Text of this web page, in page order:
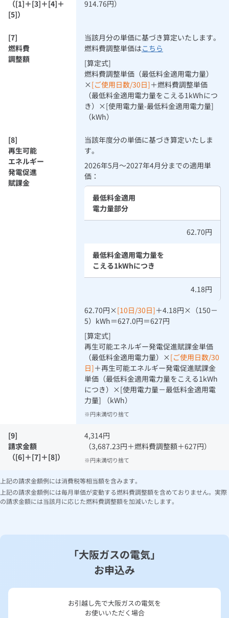
（[1]＋[3]＋[4]＋
[5]）
914.76円）
[7]
燃料費
調整額
当該月分の単価に基づき算定いたします。
燃料費調整単価はこちら
[算定式]
燃料費調整単価（最低料金適用電力量）
×[ご使用日数/30日]＋燃料費調整単価
（最低料金適用電力量をこえる1kWhにつ
き）×[使用電力量-最低料金適用電力量]
（kWh）
[8]
再生可能
エネルギー
発電促進
賦課金
当該年度分の単価に基づき算定いたしま
す。
2026年5月～2027年4月分までの適用単
価：
最低料金適用
電力量部分
62.70円
最低料金適用電力量を
こえる1kWhにつき
4.18円
62.70円×[10日/30日]＋4.18円×（150－
5）kWh＝627.0円＝627円
[算定式]
再生可能エネルギー発電促進賦課金単価
（最低料金適用電力量）×[ご使用日数/30
日]＋再生可能エネルギー発電促進賦課金
単価（最低料金適用電力量をこえる1kWh
につき）×[使用電力量－最低料金適用電
力量] （kWh）
円未満切り捨て
[9]
請求金額
（[6]＋[7]＋[8]）
4,314円
（3,687.23円＋燃料費調整額＋627円）
円未満切り捨て
上記の請求金額例には消費税等相当額を含みます。
上記の請求金額例には毎月単価が変動する燃料費調整額を含めておりません。実際
の請求金額には当該月に応じた燃料費調整額を加減いたします。
「大阪ガスの電気」
お申込み
お引越し先で大阪ガスの電気を
お使いいただく場合